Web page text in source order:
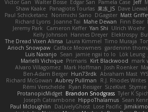
Victor Gan Walter Bosse Edgar San Pamela Case Jeff
Shaw Kaake Panagiotis Tourlas 果冻_JS Dave
Paul Schicketanz
Norimichi Sano DGagster Matt
Richard Lyons Joanne Tai Mahe Dewan Finn Bear
Jeremy Park
Cameron Keffer Yan Shi Ulrich Woehr
Kelly Johnson Hannes Dreyer Elektrospy
The Dread Vixen Alinsa Laura Kimmel Timo Muraja
Arioch Snowpaw Catface Meowmers gardeninn
Luis Naranjo Sean jamie ngai to lo Lök Leung
Marielli Vichique Primaris Kirt Blackwood mark
Alvaro Villagomez Mark Hoffman Josh Roenker
Ben-Adam Berger Hun73rdk Abraham Mast
Richard McGowan Aubrey Pullman R.J. Rhodes Writes
Rémi Verschelde Ryan Reisiger SizeKivit Stymie
ProtanopicMidget Brandon Snodgrass Tyler K
Joseph Catrambone HippoThalamus Sean
Paul Mcloughlin
DaLivelyGhost Lose Pacific Jimikimo